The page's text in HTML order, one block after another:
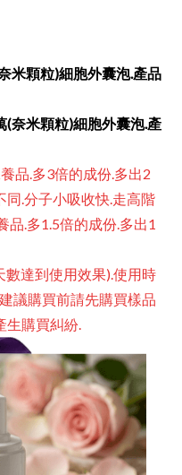
米顆粒)細胞外囊泡.產品
(奈米顆粒)細胞外囊泡.產
品.多3倍的成份.多出2
同.分子小吸收快.走高階
品.多1.5倍的成份.多出1
達到使用效果).使用時
議購買前請先購買樣品
生購買糾紛.